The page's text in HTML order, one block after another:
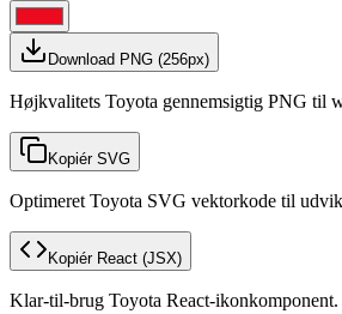
Download PNG (256px)
Højkvalitets Toyota gennemsigtig PNG til
Kopiér SVG
Optimeret Toyota SVG vektorkode til
Kopiér React (JSX)
Klar-til-brug Toyota React-ikonkomponent.